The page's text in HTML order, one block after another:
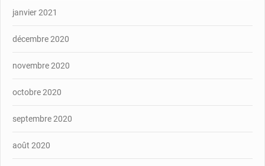
janvier 2021
décembre 2020
novembre 2020
octobre 2020
septembre 2020
août 2020